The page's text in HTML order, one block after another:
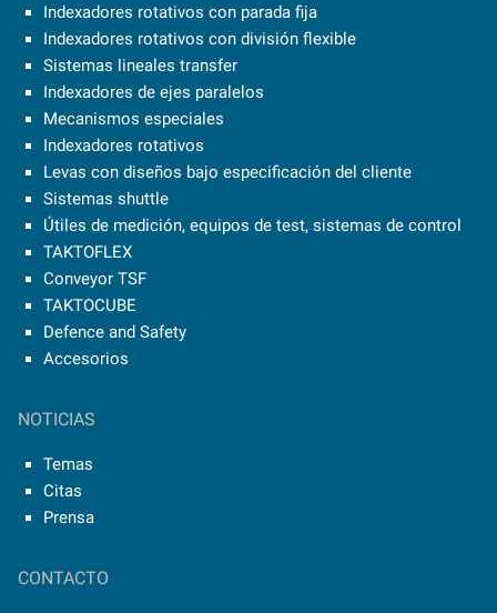
Indexadores rotativos con parada fija
Indexadores rotativos con división flexible
Sistemas lineales transfer
Indexadores de ejes paralelos
Mecanismos especiales
Indexadores rotativos
Levas con diseños bajo especificación del cliente
Sistemas shuttle
Útiles de medición, equipos de test, sistemas de control
TAKTOFLEX
Conveyor TSF
TAKTOCUBE
Defence and Safety
Accesorios
NOTICIAS
Temas
Citas
Prensa
CONTACTO